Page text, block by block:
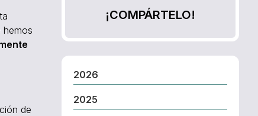
hemos
de
¡COMPÁRTELO!
2026
2025